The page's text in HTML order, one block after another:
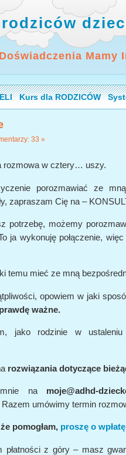
Doświadczenia Mamy
Kurs dla RODZICÓW
33 »
rozmowa w cztery… uszy.
porozmawiać ze
zapraszam Cię na –
potrzebę, możemy
ja wykonuję połączenie,
temu mieć ze mną
opowiem w jaki
ważne.
jako rodzinie w ustaleniu
rozwiązania dotyczące
na moje@adhd-
umówimy termin
pomogłam, proszę o wpłatę
płatności z góry – masz